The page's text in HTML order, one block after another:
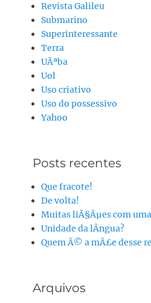
Revista Galileu
Submarino
Superinteressante
Terra
UÃªba
Uol
Uso criativo
Uso do possessivo
Yahoo
Posts recentes
Que fracote!
De volta!
Muitas liÃ§Ãµes com
Unidade da lÃ­ngua?
Quem Ã© a mÃ£e desse
Arquivos